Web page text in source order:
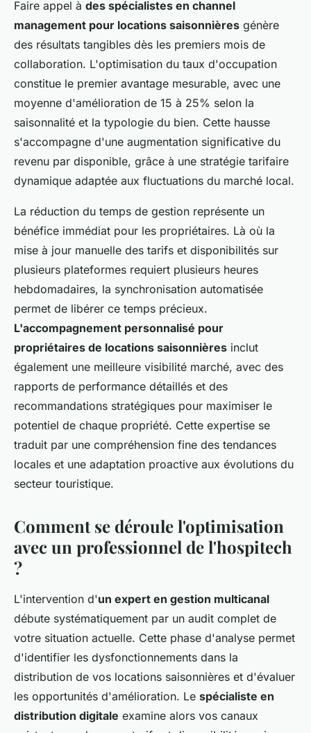
Faire appel à des spécialistes en channel
management pour locations saisonnières génère
des résultats tangibles dès les premiers mois de
collaboration. L'optimisation du taux d'occupation
constitue le premier avantage mesurable, avec une
moyenne d'amélioration de 15 à 25% selon la
saisonnalité et la typologie du bien. Cette hausse
s'accompagne d'une augmentation significative du
revenu par disponible, grâce à une stratégie tarifaire
dynamique adaptée aux fluctuations du marché local.
La réduction du temps de gestion représente un
bénéfice immédiat pour les propriétaires. Là où la
mise à jour manuelle des tarifs et disponibilités sur
plusieurs plateformes requiert plusieurs heures
hebdomadaires, la synchronisation automatisée
permet de libérer ce temps précieux.
L'accompagnement personnalisé pour
propriétaires de locations saisonnières inclut
également une meilleure visibilité marché, avec des
rapports de performance détaillés et des
recommandations stratégiques pour maximiser le
potentiel de chaque propriété. Cette expertise se
traduit par une compréhension fine des tendances
locales et une adaptation proactive aux évolutions du
secteur touristique.
Comment se déroule l'optimisation
avec un professionnel de l'hospitech
?
L'intervention d'un expert en gestion multicanal
débute systématiquement par un audit complet de
votre situation actuelle. Cette phase d'analyse permet
d'identifier les dysfonctionnements dans la
distribution de vos locations saisonnières et d'évaluer
les opportunités d'amélioration. Le spécialiste en
distribution digitale examine alors vos canaux